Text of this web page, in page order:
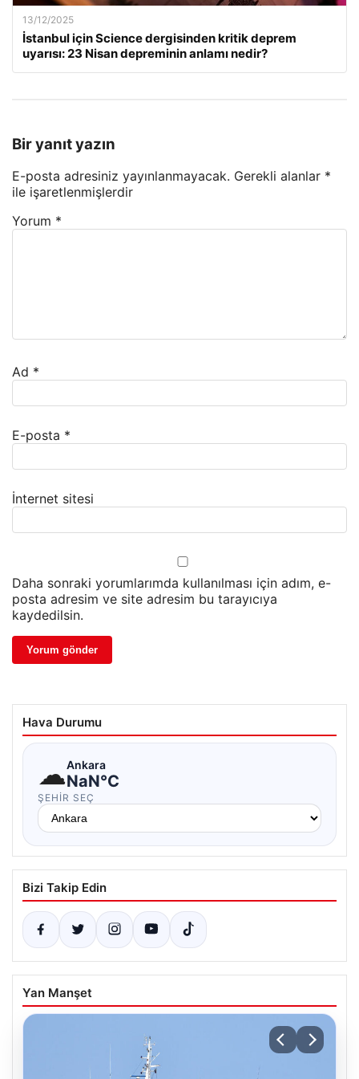
13/12/2025
İstanbul için Science dergisinden kritik deprem
uyarısı: 23 Nisan depreminin anlamı nedir?
Bir yanıt yazın
E-posta adresiniz yayınlanmayacak. Gerekli alanlar *
ile işaretlenmişlerdir
Yorum *
Ad *
E-posta *
İnternet sitesi
Daha sonraki yorumlarımda kullanılması için adım, e-
posta adresim ve site adresim bu tarayıcıya
kaydedilsin.
Hava Durumu
☁Ankara
NaN°C
ŞEHIR SEÇ
Bizi Takip Edin
Yan Manşet